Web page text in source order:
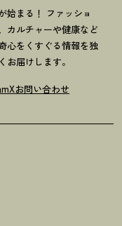
始まる！ ファッショ
カルチャーや健康など
心をくすぐる情報を独
お届けします。
Xお問い合わせ